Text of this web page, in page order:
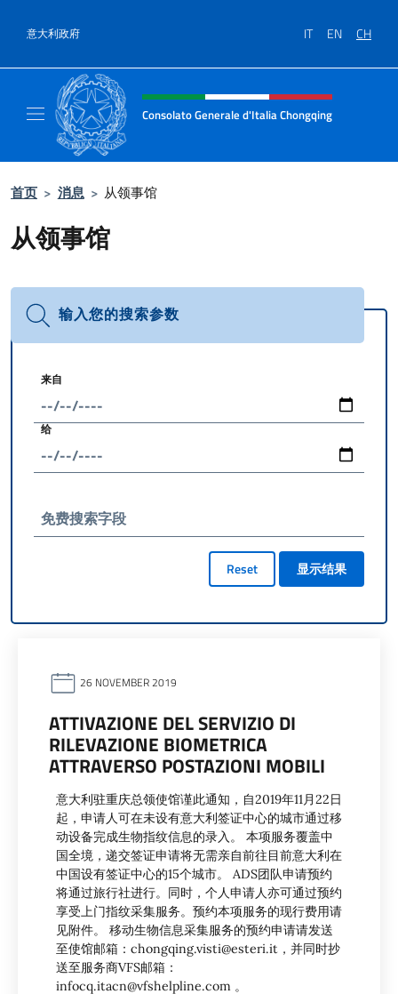
意大利政府 IT EN CH
标题站点、社交和菜单
Consolato Generale d'Italia Chongqing
首页 > 消息 > 从领事馆
从领事馆
输入您的搜索参数
来自
给
免费搜索字段
Reset 显示结果
26 NOVEMBER 2019
ATTIVAZIONE DEL SERVIZIO DI
RILEVAZIONE BIOMETRICA
ATTRAVERSO POSTAZIONI MOBILI
意大利驻重庆总领使馆谨此通知，自2019年11月22日
起，申请人可在未设有意大利签证中心的城市通过移
动设备完成生物指纹信息的录入。 本项服务覆盖中
国全境，递交签证申请将无需亲自前往目前意大利在
中国设有签证中心的15个城市。 ADS团队申请预约
将通过旅行社进行。同时，个人申请人亦可通过预约
享受上门指纹采集服务。预约本项服务的现行费用请
见附件。 移动生物信息采集服务的预约申请请发送
至使馆邮箱：chongqing.visti@esteri.it，并同时抄
送至服务商VFS邮箱：
infocq.itacn@vfshelpline.com 。